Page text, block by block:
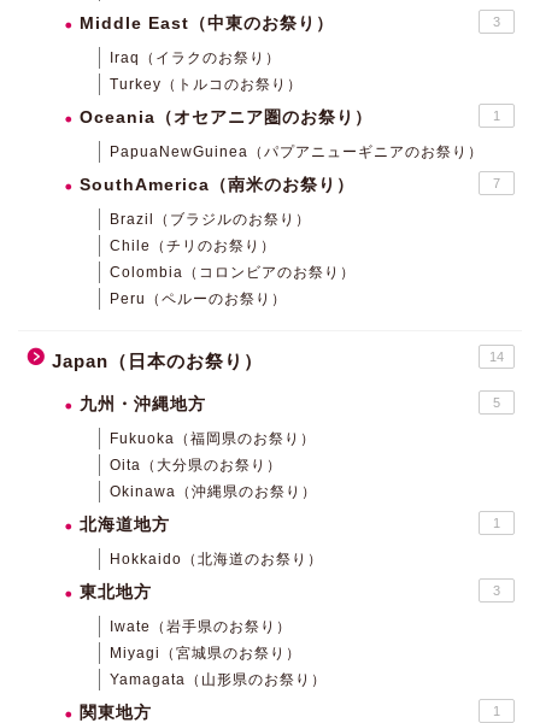
Middle East（中東のお祭り） 3
Iraq（イラクのお祭り）
Turkey（トルコのお祭り）
Oceania（オセアニア圏のお祭り） 1
PapuaNewGuinea（パプアニューギニアのお祭り）
SouthAmerica（南米のお祭り） 7
Brazil（ブラジルのお祭り）
Chile（チリのお祭り）
Colombia（コロンビアのお祭り）
Peru（ペルーのお祭り）
Japan（日本のお祭り） 14
九州・沖縄地方 5
Fukuoka（福岡県のお祭り）
Oita（大分県のお祭り）
Okinawa（沖縄県のお祭り）
北海道地方 1
Hokkaido（北海道のお祭り）
東北地方 3
Iwate（岩手県のお祭り）
Miyagi（宮城県のお祭り）
Yamagata（山形県のお祭り）
関東地方 1